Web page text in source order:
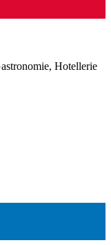
Hotellerie